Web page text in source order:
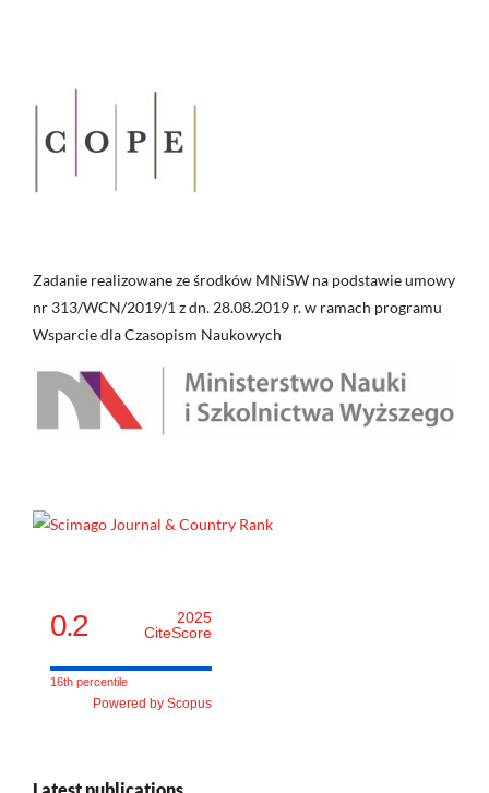
Zadanie realizowane ze środków MNiSW na podstawie umowy
nr 313/WCN/2019/1 z dn. 28.08.2019 r. w ramach programu
Wsparcie dla Czasopism Naukowych
0.2
2025
CiteScore
16th percentile
Powered by Scopus
Latest publications